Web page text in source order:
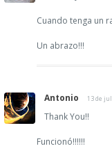
Cuando tenga un
Un abrazo!!!
Antonio 13 de
Thank You!!
Funcionó!!!!!!